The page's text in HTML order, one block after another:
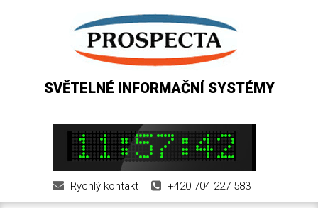
SVĚTELNÉ INFORMAČNÍ SYSTÉMY
Rychlý kontakt +420 704 227 583